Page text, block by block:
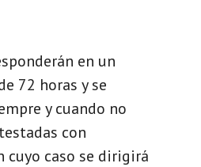
en un
72 horas y se
y cuando no
con
cuyo caso se dirigirá